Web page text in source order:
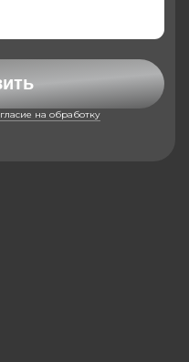
на обработку